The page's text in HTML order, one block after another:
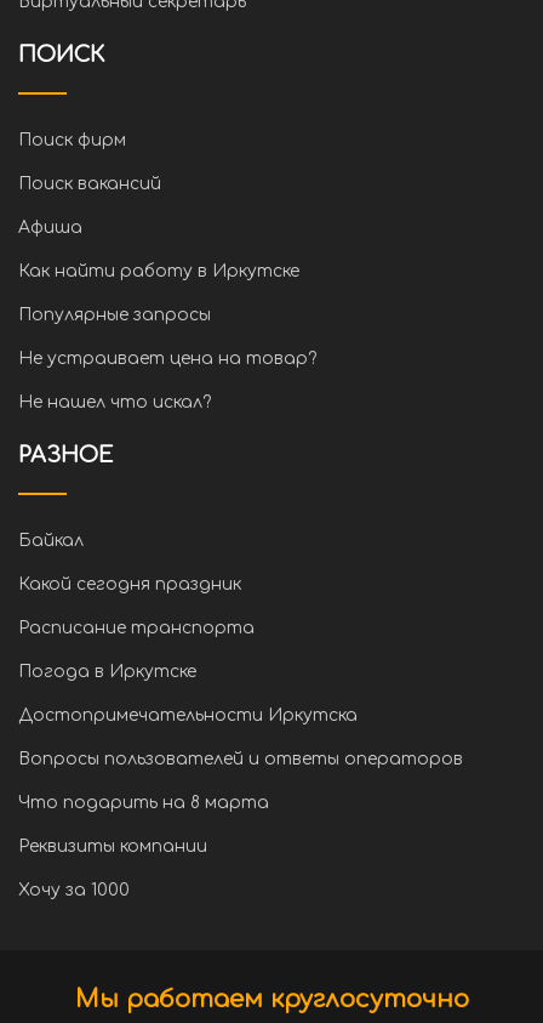
ПОИСК
Поиск фирм
Поиск вакансий
Афиша
Как найти работу в Иркутске
Популярные запросы
Не устраивает цена на товар?
Не нашел что искал?
РАЗНОЕ
Байкал
Какой сегодня праздник
Расписание транспорта
Погода в Иркутске
Достопримечательности Иркутска
Вопросы пользователей и ответы операторов
Что подарить на 8 марта
Реквизиты компании
Хочу за 1000
Мы работаем круглосуточно